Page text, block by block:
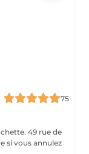
75
49 rue de